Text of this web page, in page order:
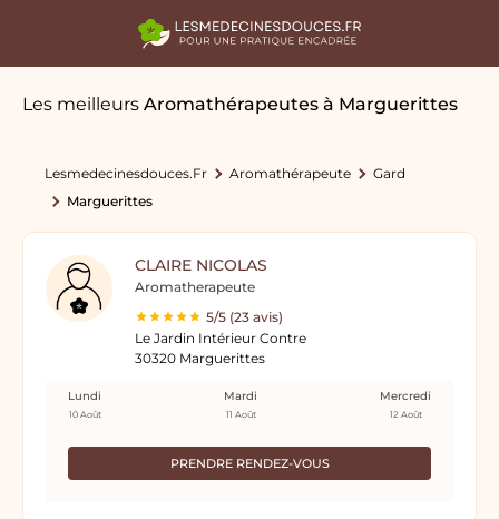
Les meilleurs Aromathérapeutes à Marguerittes
Lesmedecinesdouces.fr Aromathérapeute
Gard
Marguerittes
CLAIRE NICOLAS
Aromatherapeute
5/5 (23 avis)
Le Jardin Intérieur Contre
30320 Marguerittes
PRENDRE RENDEZ-VOUS
Lundi
10 Août
Mardi
11 Août
Mercredi
12 Août